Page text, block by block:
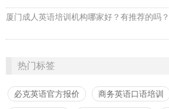
厦门成人英语培训机构哪家好？有推荐的吗？
热门标签
必克英语官方报价 商务英语口语培训